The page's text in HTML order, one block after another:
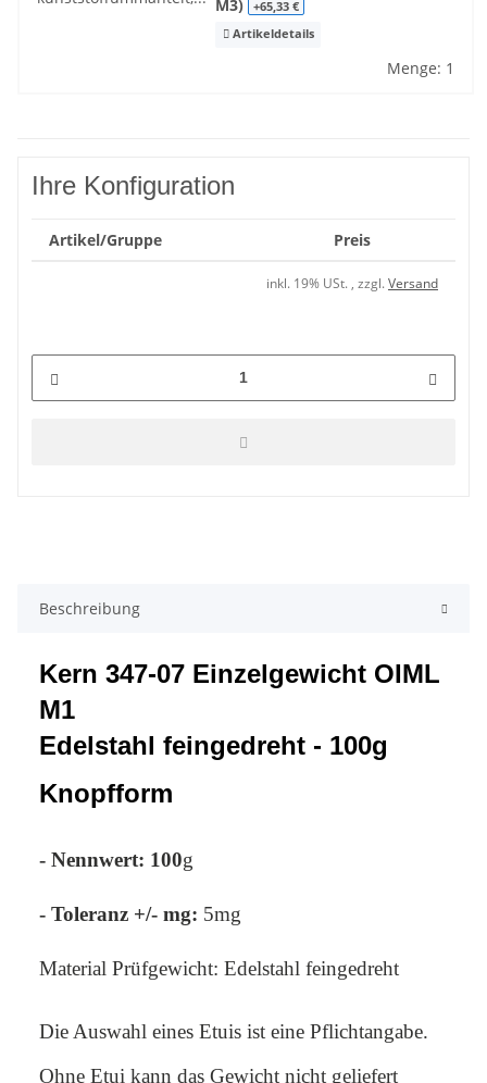
M3)
+65,33 €
Artikeldetails
Menge: 1
Ihre Konfiguration
Artikel/Gruppe Preis
inkl. 19% USt. , zzgl.Versand
Beschreibung
Kern 347-07 Einzelgewicht OIML
M1
Edelstahl feingedreht - 100g
Knopfform
- Nennwert: 100g
- Toleranz +/- mg: 5mg
Material Prüfgewicht: Edelstahl feingedreht
Die Auswahl eines Etuis ist eine Pflichtangabe.
Ohne Etui kann das Gewicht nicht geliefert